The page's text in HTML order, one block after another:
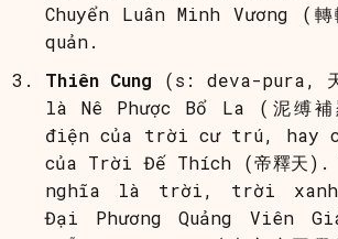
Chuyển Luân Minh Vương (
quản.
Thiên Cung (s: deva-pura,
là Nê Phược Bổ La (泥缚
điện của trời cư trú, hay
của Trời Đế Thích (帝釋天
nghĩa là trời, trời
Đại Phương Quảng Viên